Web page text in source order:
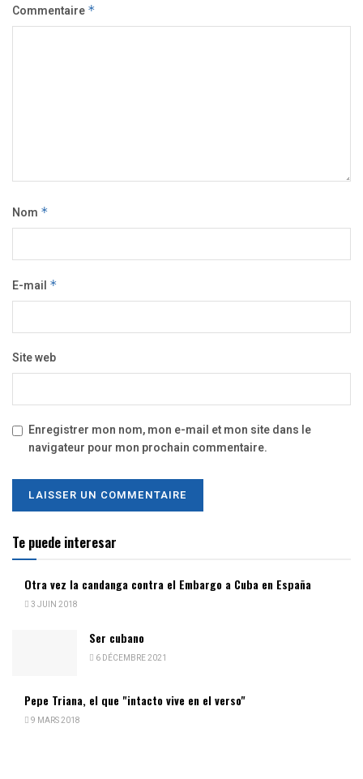
Commentaire *
Nom *
E-mail *
Site web
Enregistrer mon nom, mon e-mail et mon site dans le
navigateur pour mon prochain commentaire.
Te puede interesar
Otra vez la candanga contra el Embargo a Cuba en España
3 JUIN 2018
Ser cubano
6 DÉCEMBRE 2021
Pepe Triana, el que "intacto vive en el verso"
9 MARS 2018